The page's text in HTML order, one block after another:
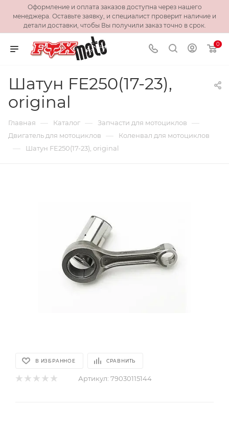
Оформление и оплата заказов доступна через нашего
менеджера. Оставьте заявку, и специалист проверит наличие и
детали доставки, чтобы Вы получили заказ точно в срок.
0
Шатун FE250(17-23),
original
Главная — Каталог — Запчасти для мотоциклов —
Двигатель для мотоциклов — Коленвал для мотоциклов
— Шатун FE250(17-23), original
В ИЗБРАННОЕ СРАВНИТЬ
Артикул: 79030115144